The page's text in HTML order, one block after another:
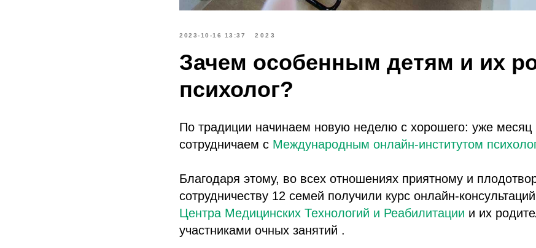
2023-10-16 13:37 2023
Зачем особенным детям и их
психолог?
По традиции начинаем новую неделю с хорошего: уже месяц
сотрудничаем с Международным онлайн-институтом
Благодаря этому, во всех отношениях приятному и
сотрудничеству 12 семей получили курс онлайн-
Центра Медицинских Технологий и Реабилитации и их
участниками очных занятий .